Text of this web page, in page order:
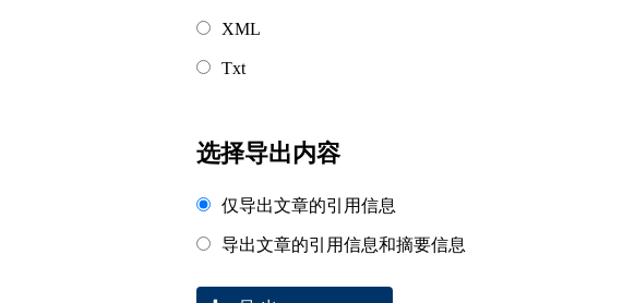
XML
Txt
选择导出内容
仅导出文章的引用信息
导出文章的引用信息和摘要信息